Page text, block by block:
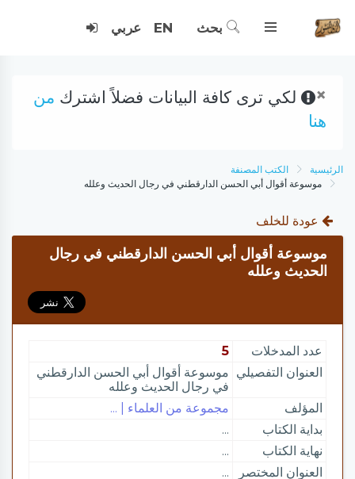
بحث EN عربي
× لكي ترى كافة البيانات فضلاً اشترك من
هنا
الرئيسية
الكتب المصنفة
موسوعة أقوال أبي الحسن الدارقطني في رجال الحديث وعلله
عودة للخلف
موسوعة أقوال أبي الحسن الدارقطني في رجال
الحديث وعلله
عدد المدخلات
5
العنوان التفصيلي موسوعة أقوال أبي الحسن الدارقطني
في رجال الحديث وعلله
المؤلف
مجموعة من العلماء | ...
بداية الكتاب
...
نهاية الكتاب
...
العنوان المختصر
...